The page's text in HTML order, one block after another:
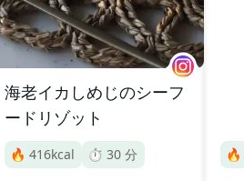
海老イカしめじのシーフ
ードリゾット
🔥 416kcal ⏱️ 30 分 🔥